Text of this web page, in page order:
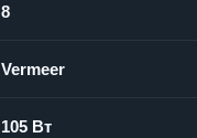
8
Vermeer
105 Вт